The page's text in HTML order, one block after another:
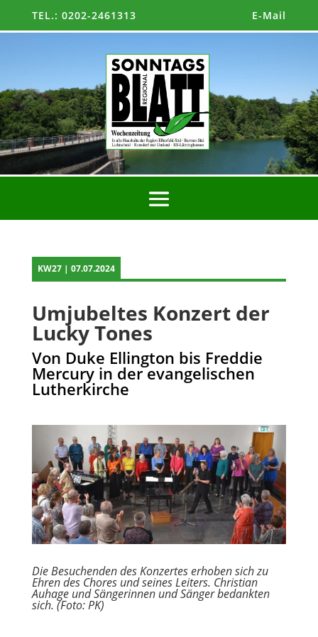
TEL.: 0202-2461313 E-Mail
KW27 | 07.07.2024
Umjubeltes Konzert der
Lucky Tones
Von Duke Ellington bis Freddie
Mercury in der evangelischen
Lutherkirche
Die Besuchenden des Konzertes erhoben sich zu
Ehren des Chores und seines Leiters. Christian
Auhage und Sängerinnen und Sänger bedankten
sich. (Foto: PK)